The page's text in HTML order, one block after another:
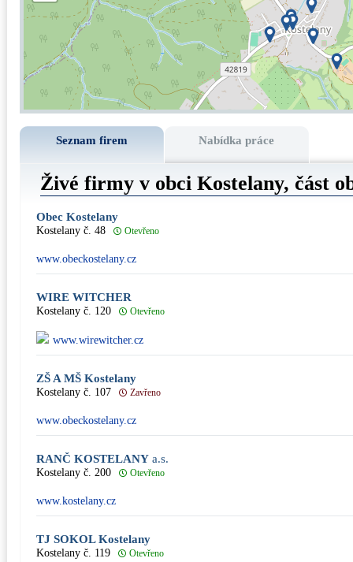
Seznam firem Nabídka práce
Živé firmy v obci Kostelany, část
Obec Kostelany
Kostelany č. 48 Otevřeno
www.obeckostelany.cz
WIRE WITCHER
Kostelany č. 120 Otevřeno
www.wirewitcher.cz
ZŠ A MŠ Kostelany
Kostelany č. 107 Zavřeno
www.obeckostelany.cz
RANČ KOSTELANY a.s.
Kostelany č. 200 Otevřeno
www.kostelany.cz
TJ SOKOL Kostelany
Kostelany č. 119 Otevřeno